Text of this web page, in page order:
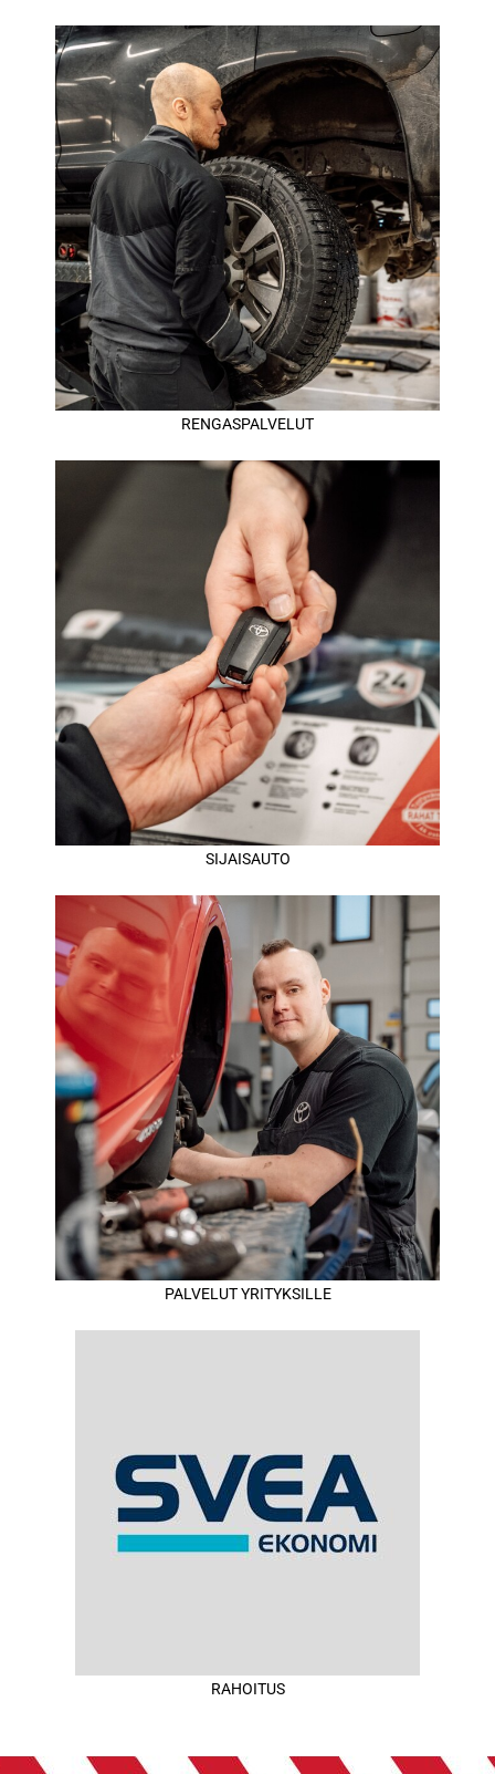
RENGASPALVELUT
SIJAISAUTO
PALVELUT YRITYKSILLE
RAHOITUS